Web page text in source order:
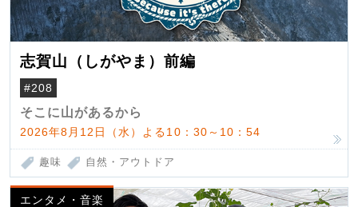
志賀山（しがやま）前編
#208
そこに山があるから
2026年8月12日（水）よる10：30～10：54
趣味 自然・アウトドア
エンタメ・音楽